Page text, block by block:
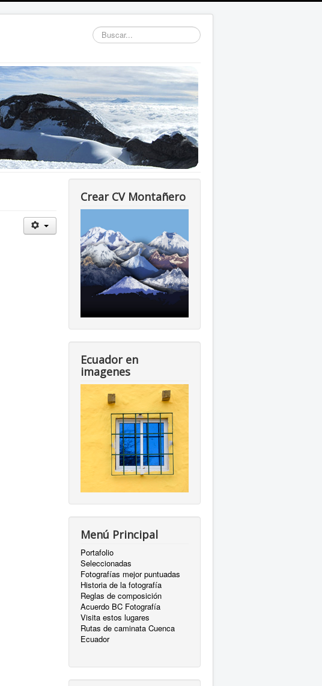
Buscar...
Crear CV Montañero
Ecuador en
imagenes
Menú Principal
Portafolio
Seleccionadas
Fotografías mejor puntuadas
Historia de la fotografía
Reglas de composición
Acuerdo BC Fotografía
Visita estos lugares
Rutas de caminata Cuenca
Ecuador